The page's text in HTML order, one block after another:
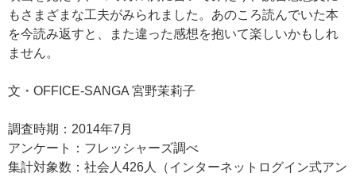
もさまざまな工夫がみられました。あのころ読んでいた本
を今読み返すと、また違った感想を抱いて楽しいかもしれ
ません。
文・OFFICE-SANGA 宮野茉莉子
調査時期：2014年7月
アンケート：フレッシャーズ調べ
集計対象数：社会人426人（インターネットログイン式アン